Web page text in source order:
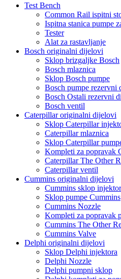
Test Bench
Common Rail ispitni
Ispitna stanica pumpe
Tester
Alat za rastavljanje
Bosch originalni dijelovi
Sklop brizgaljke Bosch
Bosch mlaznica
Sklop Bosch pumpe
Bosch pumpe rezervni
Bosch Ostali rezervni
Bosch ventil
Caterpillar originalni dijelovi
Sklop Caterpillar
Caterpillar mlaznica
Sklop Caterpillar
Kompleti za popravak
Caterpillar The Other
Caterpillar ventil
Cummins originalni dijelovi
Cummins sklop
Sklop pumpe Cummins
Cummins Nozzle
Kompleti za popravak
Cummins The Other
Cummins Valve
Delphi originalni dijelovi
Sklop Delphi injektora
Delphi Nozzle
Delphi pumpni sklop